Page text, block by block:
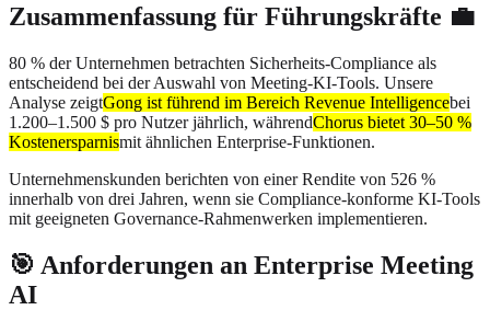
Zusammenfassung für Führungskräfte 💼
80 % der Unternehmen betrachten Sicherheits-Compliance als
entscheidend bei der Auswahl von Meeting-KI-Tools. Unsere
Analyse zeigtGong ist führend im Bereich Revenue Intelligencebei
1.200–1.500 $ pro Nutzer jährlich, währendChorus bietet 30–50 %
Kostenersparnismit ähnlichen Enterprise-Funktionen.
Unternehmenskunden berichten von einer Rendite von 526 %
innerhalb von drei Jahren, wenn sie Compliance-konforme KI-Tools
mit geeigneten Governance-Rahmenwerken implementieren.
🎯 Anforderungen an Enterprise Meeting
AI